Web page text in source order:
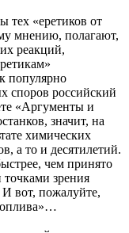
тех «еретиков от
мнению, полагают,
реакций,
популярно
споров российский
«Аргументы и
значит, на
химических
а то и десятилетий.
чем принято
зрения
вот, пожалуйте,